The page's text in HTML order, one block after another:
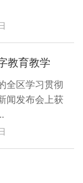
教育教学
全区学习贯彻
闻发布会上获